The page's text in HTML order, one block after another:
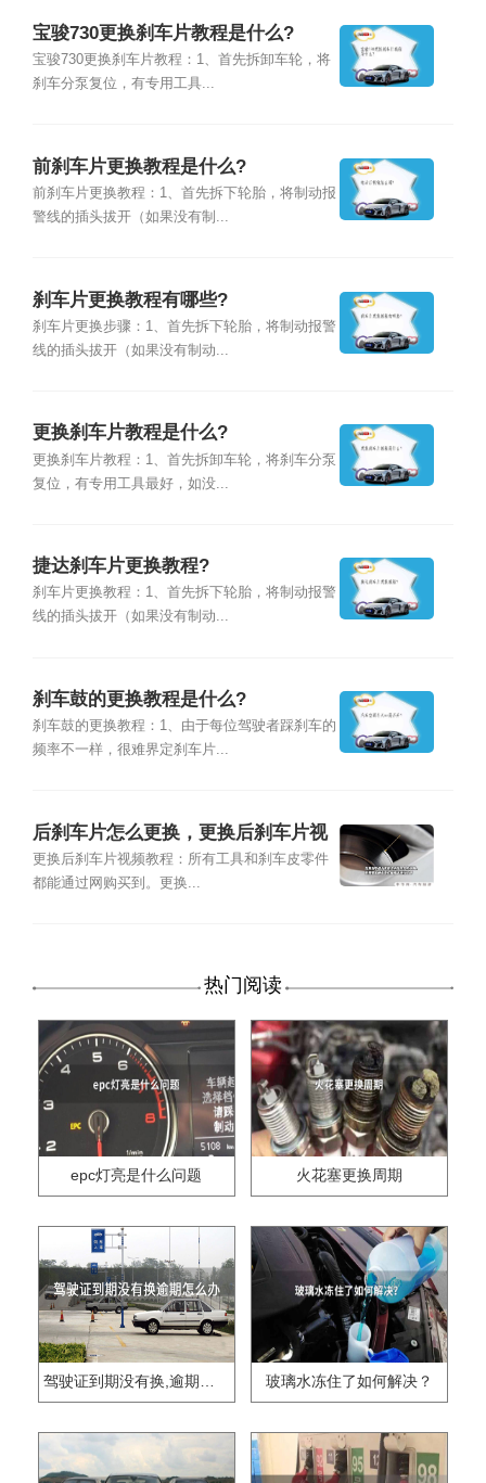
宝骏730更换刹车片教程是什么?
宝骏730更换刹车片教程：1、首先拆卸车轮，将
刹车分泵复位，有专用工具...
前刹车片更换教程是什么?
前刹车片更换教程：1、首先拆下轮胎，将制动报
警线的插头拔开（如果没有制...
刹车片更换教程有哪些?
刹车片更换步骤：1、首先拆下轮胎，将制动报警
线的插头拔开（如果没有制动...
更换刹车片教程是什么?
更换刹车片教程：1、首先拆卸车轮，将刹车分泵
复位，有专用工具最好，如没...
捷达刹车片更换教程?
刹车片更换教程：1、首先拆下轮胎，将制动报警
线的插头拔开（如果没有制动...
刹车鼓的更换教程是什么?
刹车鼓的更换教程：1、由于每位驾驶者踩刹车的
频率不一样，很难界定刹车片...
后刹车片怎么更换，更换后刹车片视
频教程
更换后刹车片视频教程：所有工具和刹车皮零件
都能通过网购买到。更换...
热门阅读
epc灯亮是什么问题 火花塞更换周期
驾驶证到期没有换,逾期怎么办?? 玻璃水冻住了如何解决？